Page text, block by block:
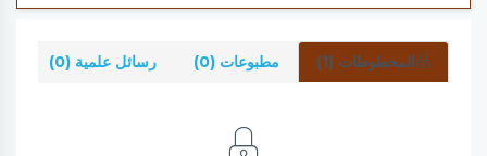
المخطوطات (1) مطبوعات (0) رسائل علمية (0)